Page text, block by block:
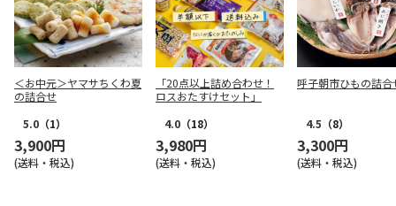
＜お中元＞ヤマサちくわ夏
の詰合せ
5.0 （1）
3,900円
(送料・税込)
「20点以上詰め合わせ！
ロスおたすけセット」
4.0 （18）
3,980円
(送料・税込)
呼子朝市ひもの詰合
4.5 （8）
3,300円
(送料・税込)